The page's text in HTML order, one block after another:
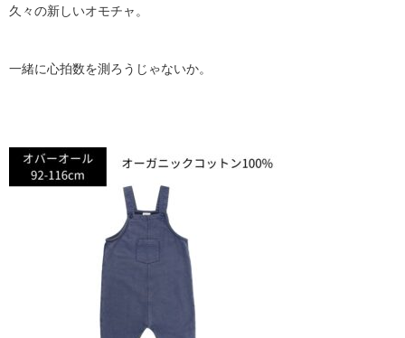
久々の新しいオモチャ。
一緒に心拍数を測ろうじゃないか。